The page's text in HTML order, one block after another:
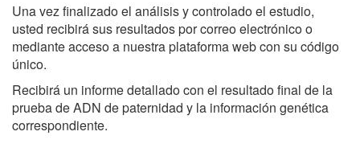
Una vez finalizado el análisis y controlado el estudio,
usted recibirá sus resultados por correo electrónico o
mediante acceso a nuestra plataforma web con su código
único.
Recibirá un informe detallado con el resultado final de la
prueba de ADN de paternidad y la información genética
correspondiente.